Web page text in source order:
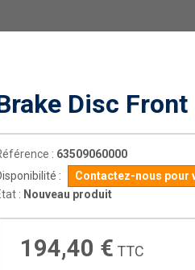
Disc Front
: 63509060000
:
Contactez-nous pour
: Nouveau produit
194,40 € TTC